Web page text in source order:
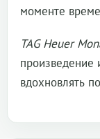
моменте
TAG Heuer
произведение
вдохновлять